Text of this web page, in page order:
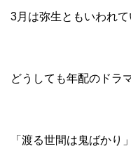
3月は弥生ともいわれて
どうしても年配のドラ
「渡る世間は鬼ばかり